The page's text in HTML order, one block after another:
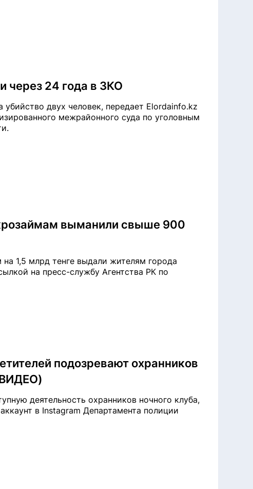
через 24 года в ЗКО
двух человек, передает Elordainfo.kz
межрайонного суда по уголовным
выманили свыше 900
1,5 млрд тенге выдали жителям города
на пресс-службу Агентства РК по
подозревают охранников
деятельность охранников ночного клуба,
в Instagram Департамента полиции